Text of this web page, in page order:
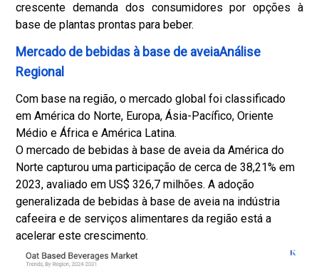
crescente demanda dos consumidores por opções à
base de plantas prontas para beber.
Mercado de bebidas à base de aveiaAnálise
Regional
Com base na região, o mercado global foi classificado
em América do Norte, Europa, Ásia-Pacífico, Oriente
Médio e África e América Latina.
O mercado de bebidas à base de aveia da América do
Norte capturou uma participação de cerca de 38,21% em
2023, avaliado em US$ 326,7 milhões. A adoção
generalizada de bebidas à base de aveia na indústria
cafeeira e de serviços alimentares da região está a
acelerar este crescimento.